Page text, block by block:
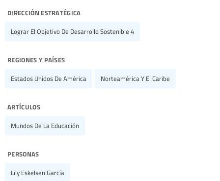
dirección estratégica
Lograr El Objetivo De Desarrollo Sostenible 4
regiones y países
Estados Unidos De América Norteamérica Y El Caribe
artículos
Mundos De La Educación
personas
Lily Eskelsen García